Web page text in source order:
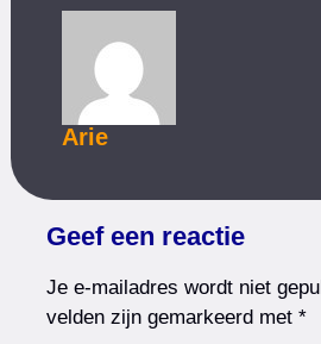
Arie
Geef een reactie
Je e-mailadres wordt niet
velden zijn gemarkeerd met*